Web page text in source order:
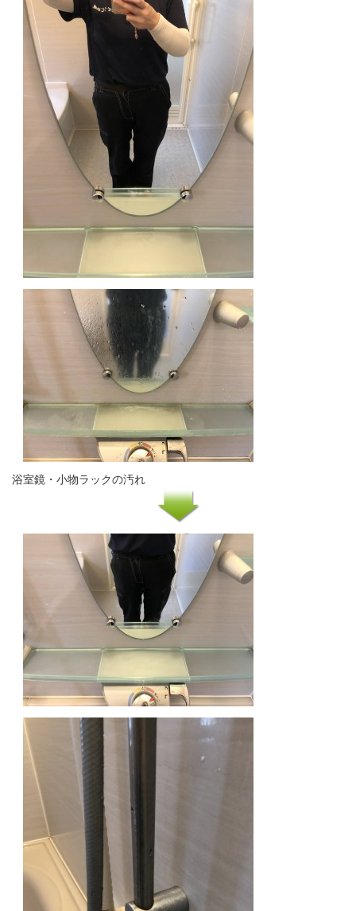
浴室鏡・小物ラックの汚れ